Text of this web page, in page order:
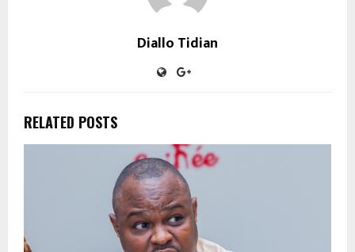
Diallo Tidian
RELATED POSTS